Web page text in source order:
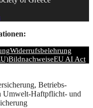
Widerrufsbelehrung
BildnachweiseEU AI Act
Betriebs-
Umwelt-Haftpflicht- und